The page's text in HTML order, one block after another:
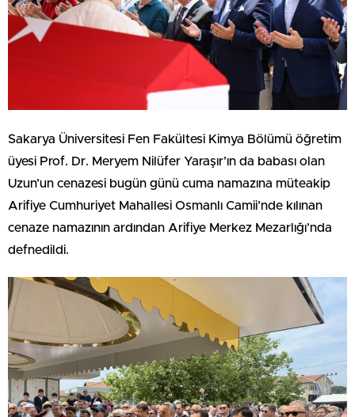
Sakarya Üniversitesi Fen Fakültesi Kimya Bölümü öğretim
üyesi Prof. Dr. Meryem Nilüfer Yaraşır’ın da babası olan
Uzun’un cenazesi bugün günü cuma namazına müteakip
Arifiye Cumhuriyet Mahallesi Osmanlı Camii’nde kılınan
cenaze namazının ardından Arifiye Merkez Mezarlığı’nda
defnedildi.